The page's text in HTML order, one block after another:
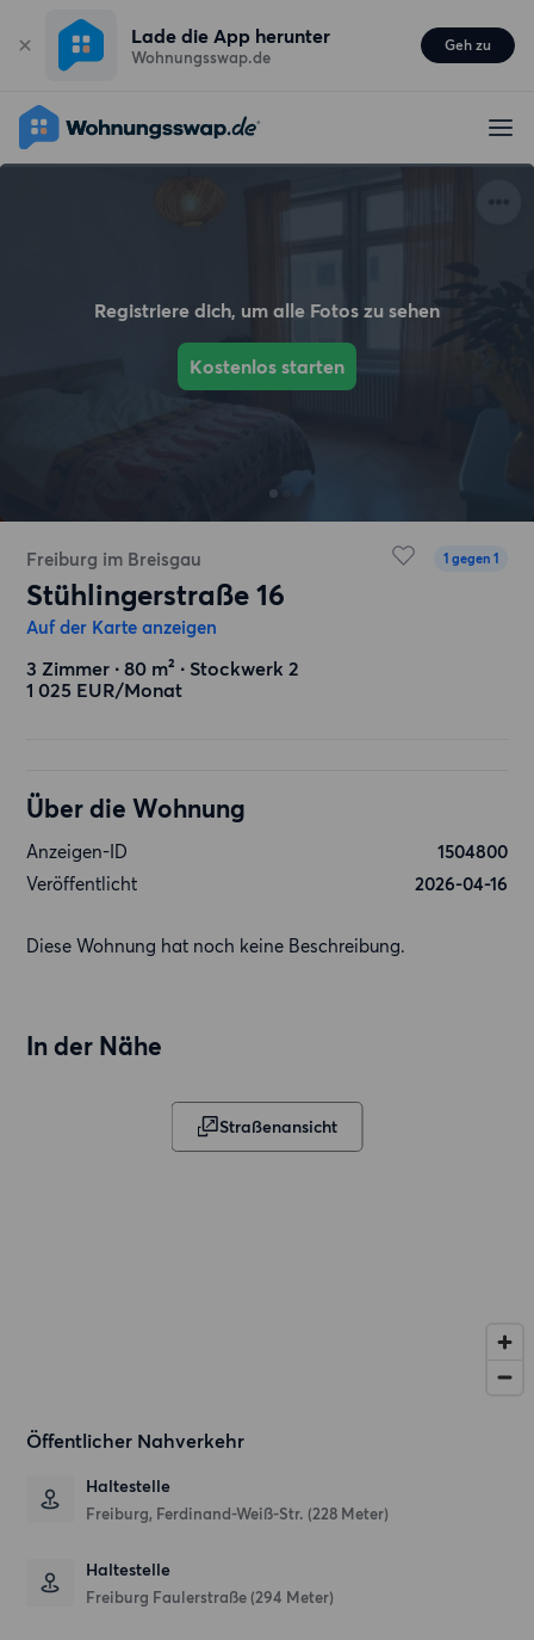
Lade die App herunter
Wohnungsswap.de
Geh zu
Registriere dich, um alle Fotos zu sehen
Kostenlos starten
Freiburg im Breisgau 1 gegen 1
Stühlingerstraße 16
Auf der Karte anzeigen
3 Zimmer ∙ 80 m² ∙ Stockwerk 2
1 025 EUR/Monat
Über die Wohnung
Anzeigen-ID
1504800
Veröffentlicht
2026-04-16
Diese Wohnung hat noch keine Beschreibung.
In der Nähe
Straßenansicht
Öffentlicher Nahverkehr
Haltestelle
Freiburg, Ferdinand-Weiß-Str. (228 Meter)
Haltestelle
Freiburg Faulerstraße (294 Meter)